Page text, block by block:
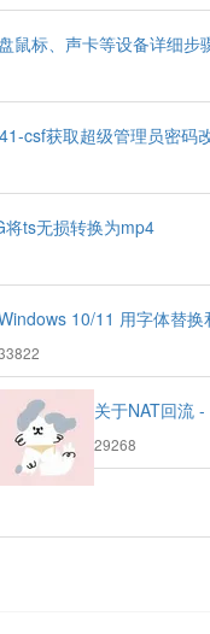
鼠标、声卡等设备详细步
csf获取超级管理员密码
ts无损转换为mp4
10/11 用字体替
关于NAT回流
浏
次
29268